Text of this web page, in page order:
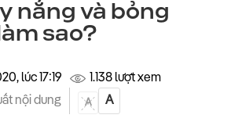
nắng và bỏng
sao?
lúc 17:19
1.138 lượt xem
nội dung
A A